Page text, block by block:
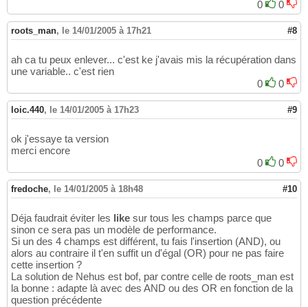
0 0
roots_man, le 14/01/2005 à 17h21 #8
ah ca tu peux enlever... c'est ke j'avais mis la récupération dans
une variable.. c'est rien
0
0
loic.440, le 14/01/2005 à 17h23 #9
ok j'essaye ta version
merci encore
0
0
fredoche, le 14/01/2005 à 18h48 #10
Déja faudrait éviter les like sur tous les champs parce que
sinon ce sera pas un modèle de performance.
Si un des 4 champs est différent, tu fais l'insertion (AND), ou
alors au contraire il t'en suffit un d'égal (OR) pour ne pas faire
cette insertion ?
La solution de Nehus est bof, par contre celle de roots_man est
la bonne : adapte là avec des AND ou des OR en fonction de la
question précédente